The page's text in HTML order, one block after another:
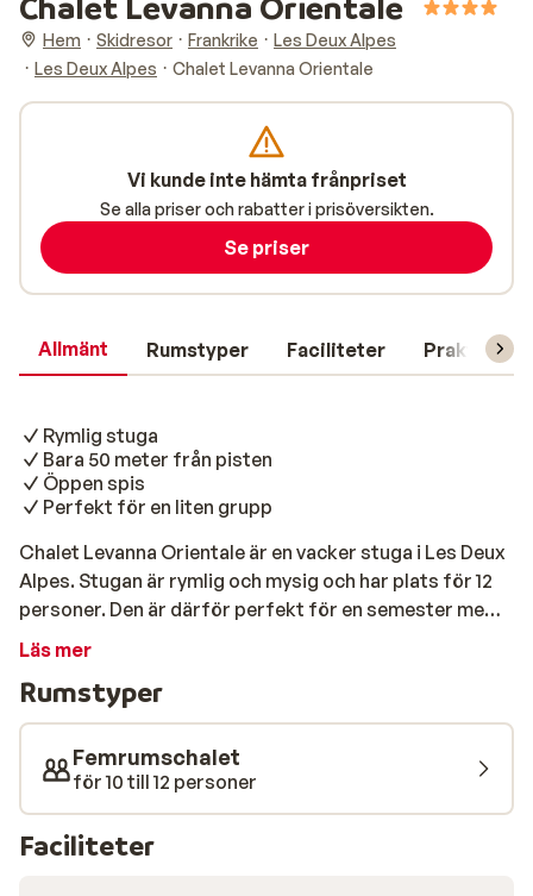
Hem Skidresor Frankrike
Les Deux Alpes
Les Deux Alpes
Chalet Levanna Orientale
Allmänt Rumstyper Faciliteter Praktisk
Rymlig stuga
Bara 50 meter från pisten
Öppen spis
Perfekt för en liten grupp
Chalet Levanna Orientale är en vacker stuga i Les Deux
Alpes. Stugan är rymlig och mysig och har plats för 12
personer. Den är därför perfekt för en semester med
familjen eller en grupp vänner. Chalet Levanna
en elegant blandning av modernt och originaldetaljer
som träbjälkar och en stor öppen spis. Efter en aktiv
dag i den friska luften är det härligt att värma sig upp
vid elden och gå igenom dagen.
Läs mer
Rumstyper
Femrumschalet
för 10 till 12 personer
Faciliteter
Vi kunde inte hämta frånpriset
Se alla priser och rabatter i prisöversikten.
Se priser